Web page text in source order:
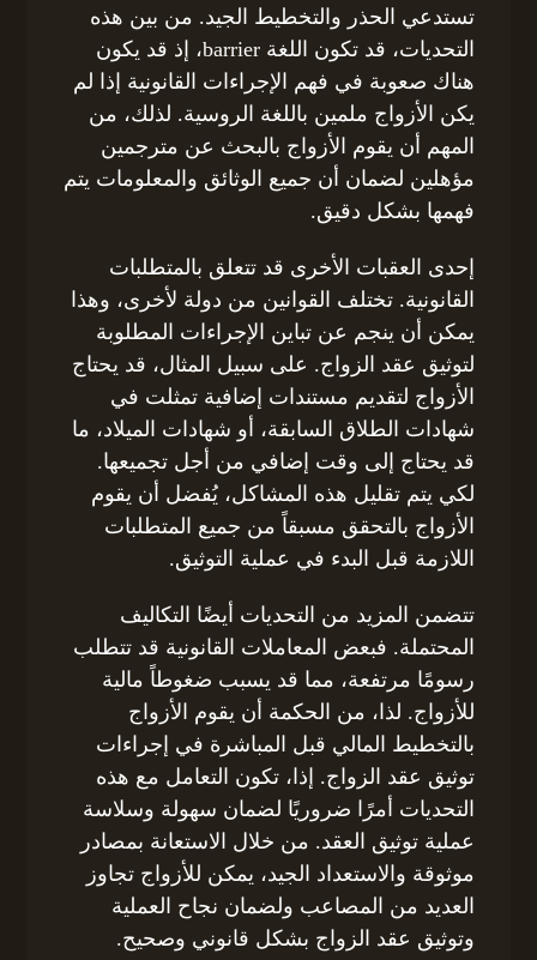
تستدعي الحذر والتخطيط الجيد. من بين هذه
التحديات، قد تكون اللغة barrier، إذ قد يكون
هناك صعوبة في فهم الإجراءات القانونية إذا لم
يكن الأزواج ملمين باللغة الروسية. لذلك، من
المهم أن يقوم الأزواج بالبحث عن مترجمين
مؤهلين لضمان أن جميع الوثائق والمعلومات يتم
فهمها بشكل دقيق.
إحدى العقبات الأخرى قد تتعلق بالمتطلبات
القانونية. تختلف القوانين من دولة لأخرى، وهذا
يمكن أن ينجم عن تباين الإجراءات المطلوبة
لتوثيق عقد الزواج. على سبيل المثال، قد يحتاج
الأزواج لتقديم مستندات إضافية تمثلت في
شهادات الطلاق السابقة، أو شهادات الميلاد، ما
قد يحتاج إلى وقت إضافي من أجل تجميعها.
لكي يتم تقليل هذه المشاكل، يُفضل أن يقوم
الأزواج بالتحقق مسبقاً من جميع المتطلبات
اللازمة قبل البدء في عملية التوثيق.
تتضمن المزيد من التحديات أيضًا التكاليف
المحتملة. فبعض المعاملات القانونية قد تتطلب
رسومًا مرتفعة، مما قد يسبب ضغوطاً مالية
للأزواج. لذا، من الحكمة أن يقوم الأزواج
بالتخطيط المالي قبل المباشرة في إجراءات
توثيق عقد الزواج. إذا، تكون التعامل مع هذه
التحديات أمرًا ضروريًا لضمان سهولة وسلاسة
عملية توثيق العقد. من خلال الاستعانة بمصادر
موثوقة والاستعداد الجيد، يمكن للأزواج تجاوز
العديد من المصاعب ولضمان نجاح العملية
وتوثيق عقد الزواج بشكل قانوني وصحيح.